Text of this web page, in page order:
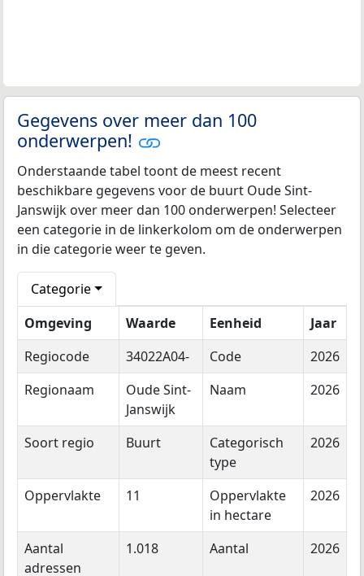
Gegevens over meer dan 100
onderwerpen!
Onderstaande tabel toont de meest recent
beschikbare gegevens voor de buurt Oude Sint-
Janswijk over meer dan 100 onderwerpen! Selecteer
een categorie in de linkerkolom om de onderwerpen
in die categorie weer te geven.
Categorie
Omgeving
Waarde Eenheid
Jaar
Regiocode
34022A04- Code
2026
Regionaam
Oude Sint-
Janswijk
Naam 2026
Soort regio Buurt
Categorisch
type
2026
Oppervlakte 11
Oppervlakte
in hectare
2026
Aantal
adressen
1.018 Aantal 2026